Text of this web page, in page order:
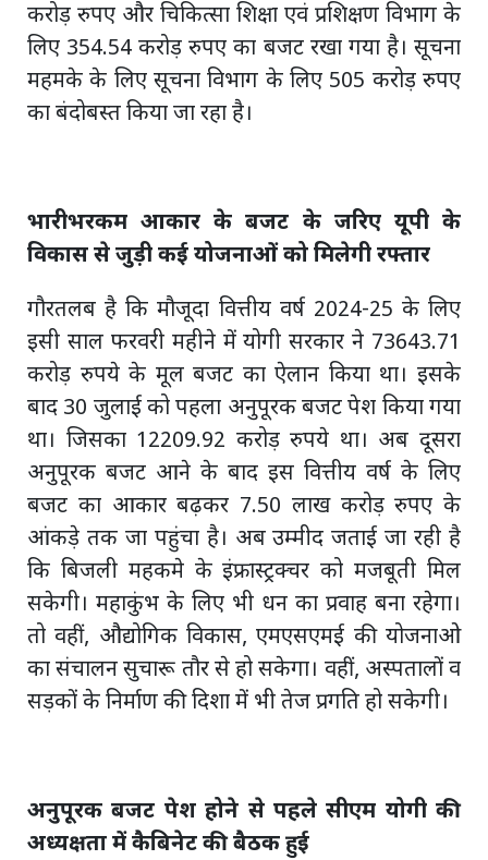
करोड़ रुपए और चिकित्सा शिक्षा एवं प्रशिक्षण विभाग के
लिए 354.54 करोड़ रुपए का बजट रखा गया है। सूचना
महमके के लिए सूचना विभाग के लिए 505 करोड़ रुपए
का बंदोबस्त किया जा रहा है।
भारीभरकम आकार के बजट के जरिए यूपी के
विकास से जुड़ी कई योजनाओं को मिलेगी रफ्तार
गौरतलब है कि मौजूदा वित्तीय वर्ष 2024-25 के लिए
इसी साल फरवरी महीने में योगी सरकार ने 73643.71
करोड़ रुपये के मूल बजट का ऐलान किया था। इसके
बाद 30 जुलाई को पहला अनुपूरक बजट पेश किया गया
था। जिसका 12209.92 करोड़ रुपये था। अब दूसरा
अनुपूरक बजट आने के बाद इस वित्तीय वर्ष के लिए
बजट का आकार बढ़कर 7.50 लाख करोड़ रुपए के
आंकड़े तक जा पहुंचा है। अब उम्मीद जताई जा रही है
कि बिजली महकमे के इंफ्रास्ट्रक्चर को मजबूती मिल
सकेगी। महाकुंभ के लिए भी धन का प्रवाह बना रहेगा।
तो वहीं, औद्योगिक विकास, एमएसएमई की योजनाओ
का संचालन सुचारू तौर से हो सकेगा। वहीं, अस्पतालों व
सड़कों के निर्माण की दिशा में भी तेज प्रगति हो सकेगी।
अनुपूरक बजट पेश होने से पहले सीएम योगी की
अध्यक्षता में कैबिनेट की बैठक हुई